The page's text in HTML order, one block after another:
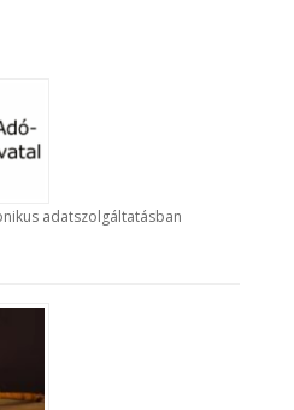
adatszolgáltatásban